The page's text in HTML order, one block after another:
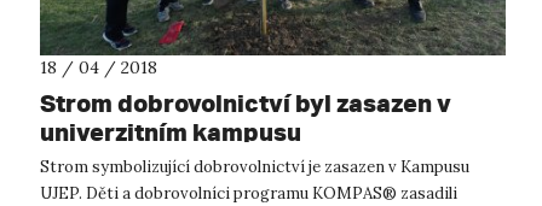
18 / 04 / 2018
Strom dobrovolnictví byl zasazen v
univerzitním kampusu
Strom symbolizující dobrovolnictví je zasazen v Kampusu
UJEP. Děti a dobrovolníci programu KOMPAS® zasadili